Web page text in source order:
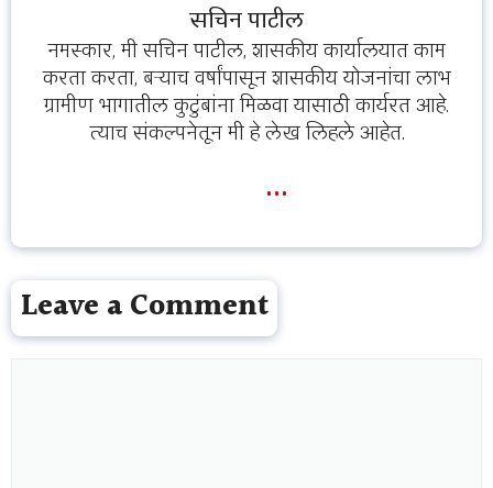
सचिन पाटील
नमस्कार, मी सचिन पाटील, शासकीय कार्यालयात काम
करता करता, बऱ्याच वर्षांपासून शासकीय योजनांचा लाभ
ग्रामीण भागातील कुटुंबांना मिळवा यासाठी कार्यरत आहे.
त्याच संकल्पनेतून मी हे लेख लिहले आहेत.
...
Leave a Comment